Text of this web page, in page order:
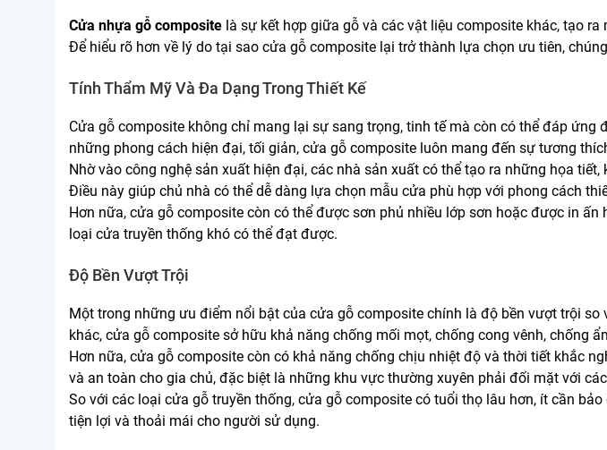
Cửa nhựa gỗ composite
là sự kết hợp giữa gỗ và các vật liệu composite khác, tạo
Để hiểu rõ hơn về lý do tại sao cửa gỗ composite lại trở thành lựa chọn ưu tiên,
Tính Thẩm Mỹ Và Đa Dạng Trong Thiết Kế
Cửa gỗ composite không chỉ mang lại sự sang trọng, tinh tế mà còn có thể đáp
những phong cách hiện đại, tối giản, cửa gỗ composite luôn mang đến sự tương
Nhờ vào công nghệ sản xuất hiện đại, các nhà sản xuất có thể tạo ra những họa
Điều này giúp chủ nhà có thể dễ dàng lựa chọn mẫu cửa phù hợp với phong cách
Hơn nữa, cửa gỗ composite còn có thể được sơn phủ nhiều lớp sơn hoặc được in
loại cửa truyền thống khó có thể đạt được.
Độ Bền Vượt Trội
Một trong những ưu điểm nổi bật của cửa gỗ composite chính là độ bền vượt trội
khác, cửa gỗ composite sở hữu khả năng chống mối mọt, chống cong vênh, chống
Hơn nữa, cửa gỗ composite còn có khả năng chống chịu nhiệt độ và thời tiết khắc
và an toàn cho gia chủ, đặc biệt là những khu vực thường xuyên phải đối mặt với
So với các loại cửa gỗ truyền thống, cửa gỗ composite có tuổi thọ lâu hơn, ít cần
tiện lợi và thoải mái cho người sử dụng.